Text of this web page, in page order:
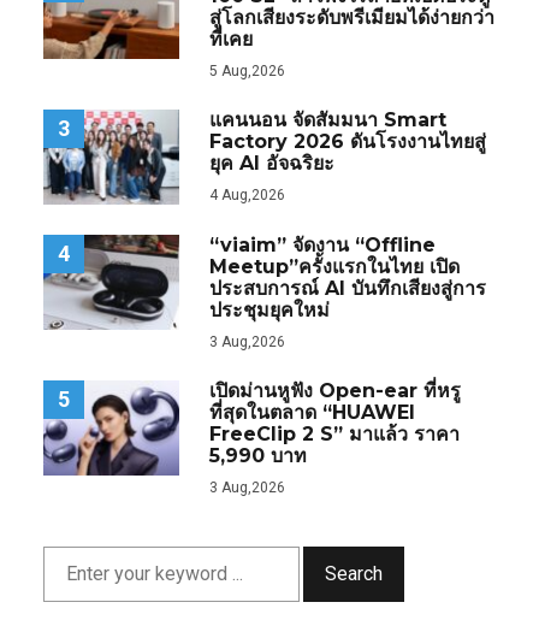
สู่โลกเสียงระดับพรีเมียมได้ง่ายกว่า
ที่เคย
5 Aug,2026
3
แคนนอน จัดสัมมนา Smart
Factory 2026 ดันโรงงานไทยสู่
ยุค AI อัจฉริยะ
4 Aug,2026
4
“viaim” จัดงาน “Offline
Meetup”ครั้งแรกในไทย เปิด
ประสบการณ์ AI บันทึกเสียงสู่การ
ประชุมยุคใหม่
3 Aug,2026
5
เปิดม่านหูฟัง Open-ear ที่หรู
ที่สุดในตลาด “HUAWEI
FreeClip 2 S” มาแล้ว ราคา
5,990 บาท
3 Aug,2026
Search